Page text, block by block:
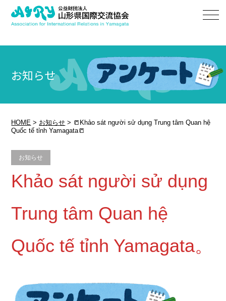
お知らせ
HOME > お知らせ > 📒Khảo sát người sử dụng Trung tâm Quan hệ
Quốc tế tỉnh Yamagata📒
お知らせ
Khảo sát người sử dụng
Trung tâm Quan hệ
Quốc tế tỉnh Yamagata。